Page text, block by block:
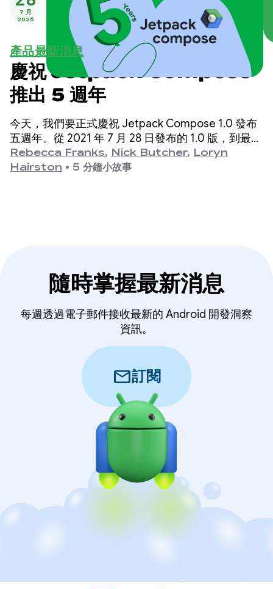
7 月
2026
產品最新消息
慶祝 Jetpack Compose
推出 5 週年
今天，我們要正式慶祝 Jetpack Compose 1.0 發布
五週年。從 2021 年 7 月 28 日發布的 1.0 版，到最新
的 1.11 版，這些年來我們見證了 API 的重大演進，現
在就來慶祝一下。
Rebecca Franks, Nick Butcher, Loryn
Hairston • 5 分鐘小故事
隨時掌握最新消息
每週透過電子郵件接收最新的 Android 開發洞察
資訊。
mail訂閱